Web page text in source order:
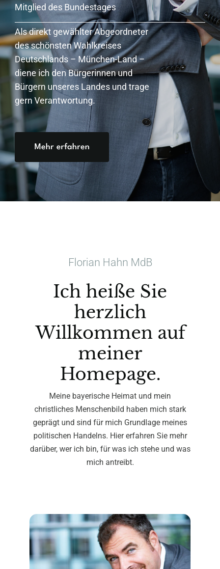
Mitglied des Bundestages
Als direkt gewählter Abgeordneter
des schönsten Wahlkreises
Deutschlands – München-Land –
diene ich den Bürgerinnen und
Bürgern unseres Landes und trage
gern Verantwortung.
Mehr erfahren
Florian Hahn MdB
Ich heiße Sie
herzlich
Willkommen auf
meiner
Homepage.
Meine bayerische Heimat und mein
christliches Menschenbild haben mich stark
geprägt und sind für mich Grundlage meines
politischen Handelns. Hier erfahren Sie mehr
darüber, wer ich bin, für was ich stehe und was
mich antreibt.